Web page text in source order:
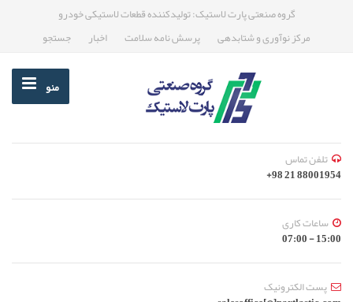
گروه صنعتی پارت لاستیک: تولیدکننده قطعات لاستیکی خودرو
مرکز نوآوری و شتابدهی
پرسش نامه سلامت اخبار جستجو
منو
تلفن تماس
88001954 21 98+
ساعات کاری
15:00 - 07:00
پست الکترونیک